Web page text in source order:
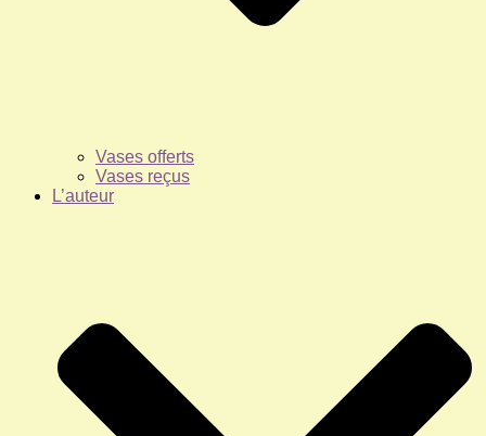
Vases offerts
Vases reçus
L’auteur